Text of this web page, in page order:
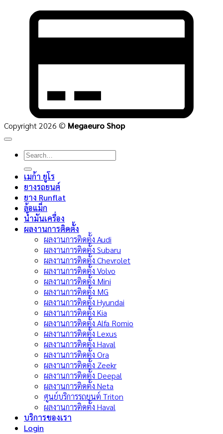
Copyright 2026 © Megaeuro Shop
Search
เมก้า ยูโร
ยางรถยนต์
ยาง Runflat
ล้อแม็ก
น้ำมันเครื่อง
ผลงานการติดตั้ง
ผลงานการติดตั้ง Audi
ผลงานการติดตั้ง Subaru
ผลงานการติดตั้ง Chevrolet
ผลงานการติดตั้ง Volvo
ผลงานการติดตั้ง Mini
ผลงานการติดตั้ง MG
ผลงานการติดตั้ง Hyundai
ผลงานการติดตั้ง Kia
ผลงานการติดตั้ง Alfa Romio
ผลงานการติดตั้ง Lexus
ผลงานการติดตั้ง Haval
ผลงานการติดตั้ง Ora
ผลงานการติดตั้ง Zeekr
ผลงานการติดตั้ง Deepal
ผลงานการติดตั้ง Neta
ศูนย์บริการรถยนต์ Triton
ผลงานการติดตั้ง Haval
บริการของเรา
Login